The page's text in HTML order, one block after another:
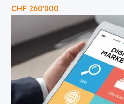
CHF 260'000